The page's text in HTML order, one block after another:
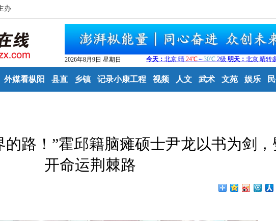
办
2026年8月9日 星期日
外媒看枞阳 县直 乡镇 记录小康工程 视频 人文 武术 文苑 娱乐
的路！”霍邱籍脑瘫硕士尹龙以书为剑，
开命运荆棘路